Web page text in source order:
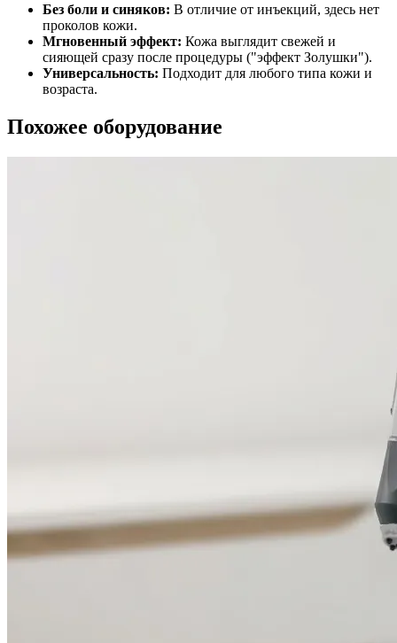
Без боли и синяков: В отличие от инъекций, здесь нет
проколов кожи.
Мгновенный эффект: Кожа выглядит свежей и
сияющей сразу после процедуры ("эффект Золушки").
Универсальность: Подходит для любого типа кожи и
возраста.
Похожее оборудование